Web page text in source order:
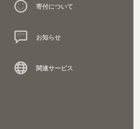
寄付について
お知らせ
関連サービス